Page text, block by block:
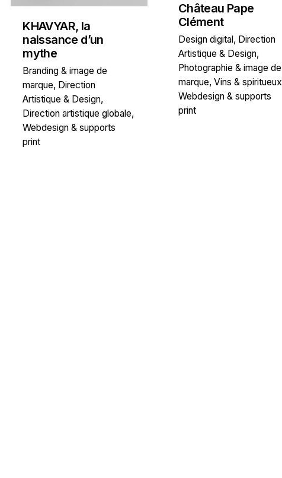
KHAVYAR, la
naissance d’un
mythe
Branding & image de
marque Direction
Artistique & Design
Direction artistique globale
Webdesign & supports
print
Château Pape
Clément
Design digital Direction
Artistique & Design
Photographie & image de
marque Vins & spiritueux
Webdesign & supports
print